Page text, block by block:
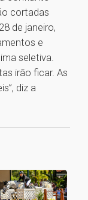
cortadas
de janeiro,
e
seletiva.
irão ficar. As
diz a